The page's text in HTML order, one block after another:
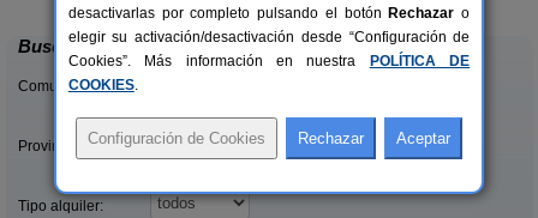
Buscar
Comunidades:
Provincias/Islas:
Tipo alquiler:
desactivarlas por completo pulsando el botón Rechazar o
elegir su activación/desactivación desde “Configuración de
Cookies”. Más información en nuestra
POLÍTICA DE
COOKIES.